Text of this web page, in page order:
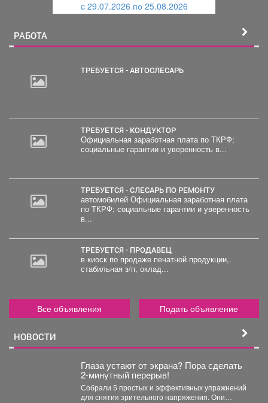
c 29.07.2026 по 25.08.2026
РАБОТА
ТРЕБУЕТСЯ - АВТОСЛЕСАРЬ
ТРЕБУЕТСЯ - КОНДУКТОР
Официальная заработная плата по ТКРФ;
социальные гарантии и уверенность в...
ТРЕБУЕТСЯ - СЛЕСАРЬ ПО РЕМОНТУ
автомобилей Официальная заработная плата
по ТКРФ; социальные гарантии и уверенность
в...
ТРЕБУЕТСЯ - ПРОДАВЕЦ
в киоск по продаже печатной продукции,.
стабильная з/п, оклад...
Все объявления Подать объявление
НОВОСТИ
Глаза устают от экрана? Пора сделать
2-минутный перерыв!
Собрали 5 простых и эффективных упражнений
для снятия зрительного напряжения. Они